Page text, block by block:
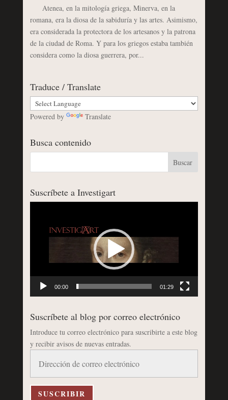
Atenea, en la mitología griega, Minerva, en la
romana, era la diosa de la sabiduría y las artes. Asimismo,
era considerada la protectora de los artesanos y la patrona
de la ciudad de Roma. Y para los griegos estaba también
considera como la diosa guerrera, por...
Traduce / Translate
Powered by Translate
Busca contenido
Suscríbete a Investigart
00:00 01:29
Suscríbete al blog por correo electrónico
Introduce tu correo electrónico para suscribirte a este blog
y recibir avisos de nuevas entradas.
correo
electrónico
SUSCRIBIR